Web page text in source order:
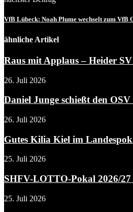
VfB Lübeck: Noah Plume wechselt zum VfB
ähnliche Artikel
Raus mit Applaus – Heider
26. Juli 2026
Daniel Junge schießt den
26. Juli 2026
Gutes Kilia Kiel im
25. Juli 2026
SHFV-LOTTO-Pokal 2026/27
25. Juli 2026